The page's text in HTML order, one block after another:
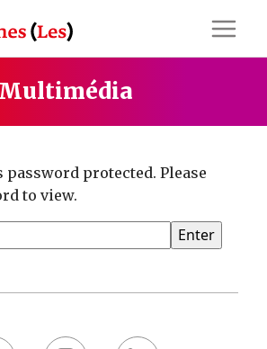
protected. Please
to view.